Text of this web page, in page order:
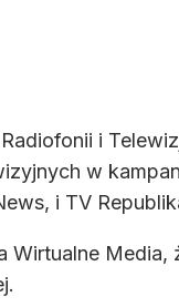
i
w
i TV
Wirtualne